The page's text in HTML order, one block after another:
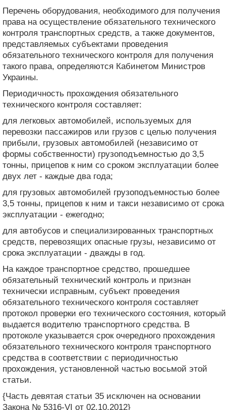
Перечень оборудования, необходимого для получения
права на осуществление обязательного технического
контроля транспортных средств, а также документов,
представляемых субъектами проведения
обязательного технического контроля для получения
такого права, определяются Кабинетом Министров
Украины.
Периодичность прохождения обязательного
технического контроля составляет:
для легковых автомобилей, используемых для
перевозки пассажиров или грузов с целью получения
прибыли, грузовых автомобилей (независимо от
формы собственности) грузоподъемностью до 3,5
тонны, прицепов к ним со сроком эксплуатации более
двух лет - каждые два года;
для грузовых автомобилей грузоподъемностью более
3,5 тонны, прицепов к ним и такси независимо от срока
эксплуатации - ежегодно;
для автобусов и специализированных транспортных
средств, перевозящих опасные грузы, независимо от
срока эксплуатации - дважды в год.
На каждое транспортное средство, прошедшее
обязательный технический контроль и признан
технически исправным, субъект проведения
обязательного технического контроля составляет
протокол проверки его технического состояния, который
выдается водителю транспортного средства. В
протоколе указывается срок очередного прохождения
обязательного технического контроля транспортного
средства в соответствии с периодичностью
прохождения, установленной частью восьмой этой
статьи.
{Часть девятая статьи 35 исключен на основании
Закона № 5316-VI от 02.10.2012}